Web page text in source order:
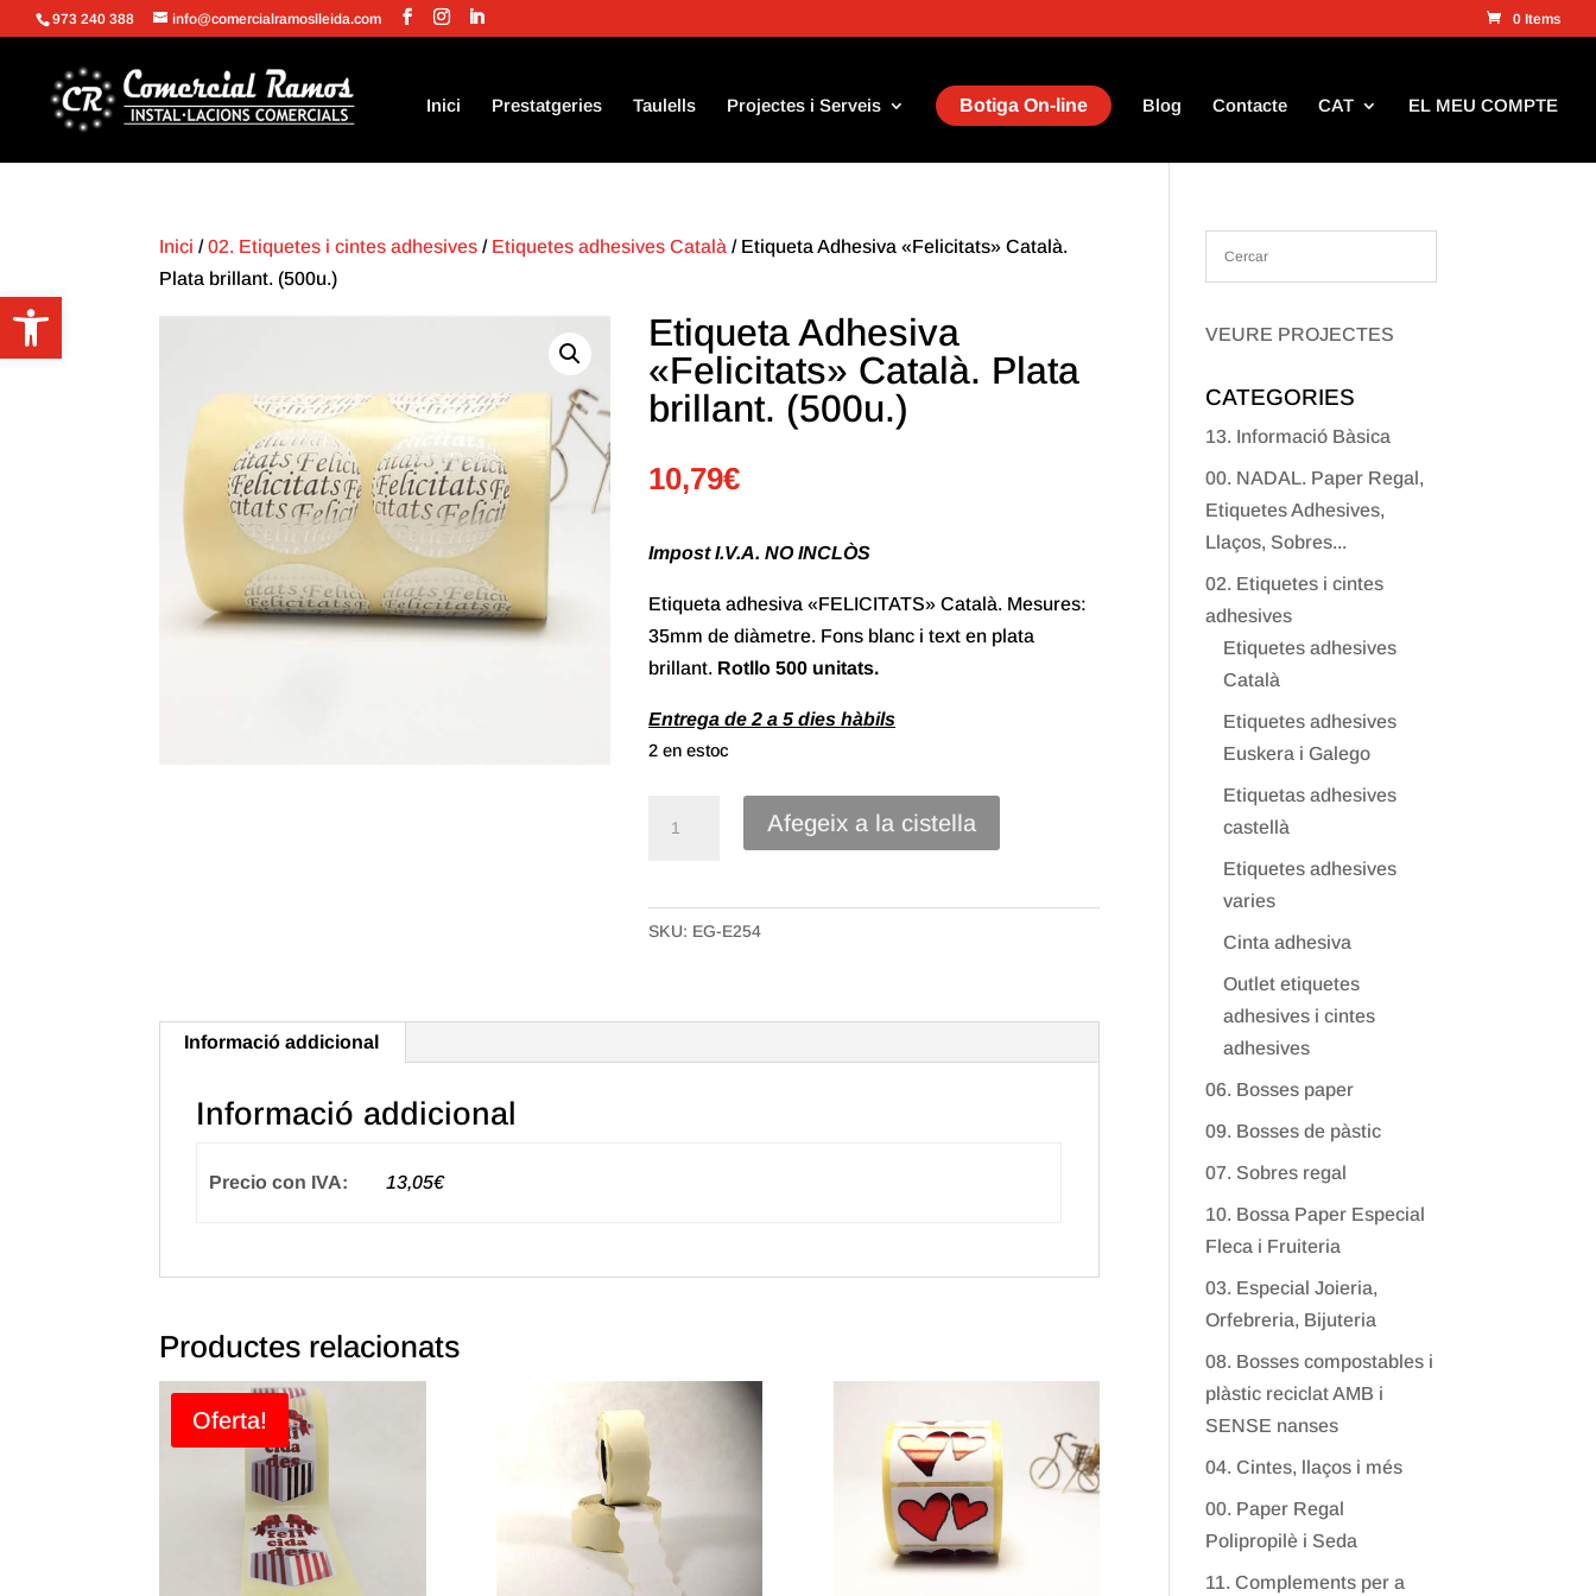
Obre la barra d'eines
973 240 388 info@comercialramoslleida.com 0 Items
Inici Prestatgeries Taulells Projectes i Serveis Botiga On-line Blog Contacte CAT EL MEU COMPTE
Inici /02. Etiquetes i cintes adhesives / Etiquetes adhesives Català / Etiqueta Adhesiva «Felicitats» Català.
Plata brillant. (500u.)
Etiqueta Adhesiva
«Felicitats» Català. Plata
brillant. (500u.)
10,79€
Impost I.V.A. NO INCLÒS
Etiqueta adhesiva «FELICITATS» Català. Mesures:
35mm de diàmetre. Fons blanc i text en plata
brillant. Rotllo 500 unitats.
Entrega de 2 a 5 dies hàbils
2 en estoc
Adhesiva
"Felicitats"
(500u.)
Afegeix a la cistella
SKU: EG-E254
Informació addicional
Informació addicional
Precio con IVA: 13,05€
Productes relacionats
Oferta!
VEURE PROJECTES
CATEGORIES
13. Informació Bàsica
00. NADAL. Paper Regal,
Etiquetes Adhesives,
Llaços, Sobres...
02. Etiquetes i cintes
adhesives
Etiquetes adhesives
Català
Etiquetes adhesives
Euskera i Galego
Etiquetas adhesives
castellà
Etiquetes adhesives
varies
Cinta adhesiva
Outlet etiquetes
adhesives i cintes
adhesives
06. Bosses paper
09. Bosses de pàstic
07. Sobres regal
10. Bossa Paper Especial
Fleca i Fruiteria
03. Especial Joieria,
Orfebreria, Bijuteria
08. Bosses compostables i
plàstic reciclat AMB i
SENSE nanses
04. Cintes, llaços i més
00. Paper Regal
Polipropilè i Seda
11. Complements per a